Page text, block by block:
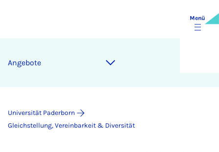
Menü
An­ge­bo­te
Universität Paderborn
Gleichstellung, Vereinbarkeit & Diversität